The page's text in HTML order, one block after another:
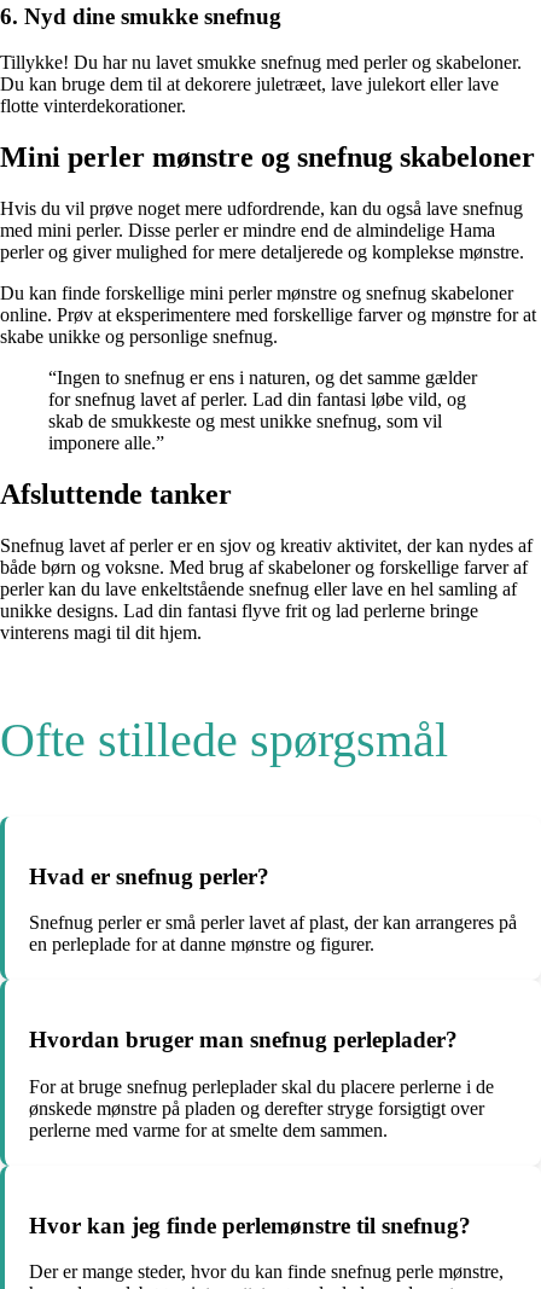
6. Nyd dine smukke snefnug
Tillykke! Du har nu lavet smukke snefnug med perler og skabeloner.
Du kan bruge dem til at dekorere juletræet, lave julekort eller lave
flotte vinterdekorationer.
Mini perler mønstre og snefnug skabeloner
Hvis du vil prøve noget mere udfordrende, kan du også lave snefnug
med mini perler. Disse perler er mindre end de almindelige Hama
perler og giver mulighed for mere detaljerede og komplekse mønstre.
Du kan finde forskellige mini perler mønstre og snefnug skabeloner
online. Prøv at eksperimentere med forskellige farver og mønstre for at
skabe unikke og personlige snefnug.
“Ingen to snefnug er ens i naturen, og det samme gælder
for snefnug lavet af perler. Lad din fantasi løbe vild, og
skab de smukkeste og mest unikke snefnug, som vil
imponere alle.”
Afsluttende tanker
Snefnug lavet af perler er en sjov og kreativ aktivitet, der kan nydes af
både børn og voksne. Med brug af skabeloner og forskellige farver af
perler kan du lave enkeltstående snefnug eller lave en hel samling af
unikke designs. Lad din fantasi flyve frit og lad perlerne bringe
vinterens magi til dit hjem.
Ofte stillede spørgsmål
Hvad er snefnug perler?
Snefnug perler er små perler lavet af plast, der kan arrangeres på
en perleplade for at danne mønstre og figurer.
Hvordan bruger man snefnug perleplader?
For at bruge snefnug perleplader skal du placere perlerne i de
ønskede mønstre på pladen og derefter stryge forsigtigt over
perlerne med varme for at smelte dem sammen.
Hvor kan jeg finde perlemønstre til snefnug?
Der er mange steder, hvor du kan finde snefnug perle mønstre,